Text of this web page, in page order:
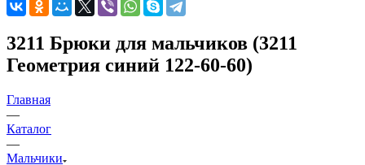
3211 Брюки для мальчиков (3211
Геометрия синий 122-60-60)
Главная
—
Каталог
—
Мальчики